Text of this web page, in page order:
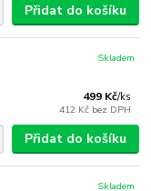
Přidat do košíku
499 Kč/ks
412 Kč bez DPH
Skladem
Přidat do košíku
Skladem